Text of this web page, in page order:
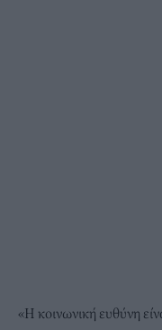
«Η κοινωνική ευθύνη